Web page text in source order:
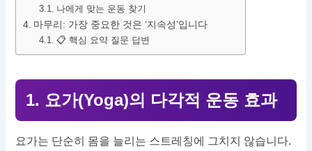
나에게 맞는 운동 찾기
마무리: 가장 중요한 것은 ‘지속성’입니다
📋 핵심 요약 질문 답변
1. 요가(Yoga)의 다각적 운동 효과
요가는 단순히 몸을 늘리는 스트레칭에 그치지 않습니다.